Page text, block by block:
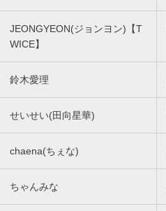
JEONGYEON(ジョンヨン)【T
WICE】
鈴木愛理
せいせい(田向星華)
chaena(ちぇな)
ちゃんみな